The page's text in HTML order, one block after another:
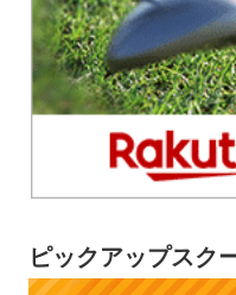
ピックアップスク